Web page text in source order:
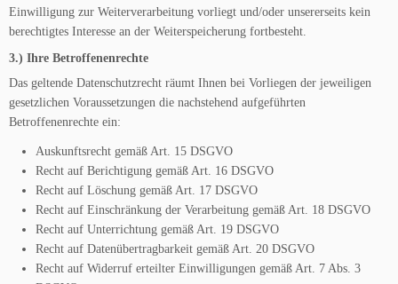
Einwilligung zur Weiterverarbeitung vorliegt und/oder unsererseits kein
berechtigtes Interesse an der Weiterspeicherung fortbesteht.
3.) Ihre Betroffenenrechte
Das geltende Datenschutzrecht räumt Ihnen bei Vorliegen der jeweiligen
gesetzlichen Voraussetzungen die nachstehend aufgeführten
Betroffenenrechte ein:
Auskunftsrecht gemäß Art. 15 DSGVO
Recht auf Berichtigung gemäß Art. 16 DSGVO
Recht auf Löschung gemäß Art. 17 DSGVO
Recht auf Einschränkung der Verarbeitung gemäß Art. 18 DSGVO
Recht auf Unterrichtung gemäß Art. 19 DSGVO
Recht auf Datenübertragbarkeit gemäß Art. 20 DSGVO
Recht auf Widerruf erteilter Einwilligungen gemäß Art. 7 Abs. 3